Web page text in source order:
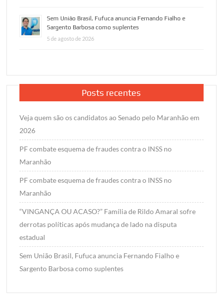
Sem União Brasil, Fufuca anuncia Fernando Fialho e
Sargento Barbosa como suplentes
5 de agosto de 2026
Posts recentes
Veja quem são os candidatos ao Senado pelo Maranhão em
2026
PF combate esquema de fraudes contra o INSS no
Maranhão
PF combate esquema de fraudes contra o INSS no
Maranhão
“VINGANÇA OU ACASO?” Família de Rildo Amaral sofre
derrotas políticas após mudança de lado na disputa
estadual
Sem União Brasil, Fufuca anuncia Fernando Fialho e
Sargento Barbosa como suplentes